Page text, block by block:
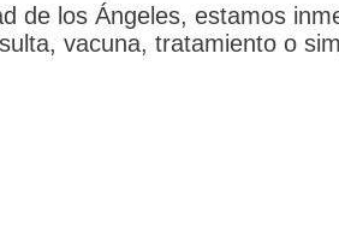
de los Ángeles, estamos
vacuna, tratamiento o